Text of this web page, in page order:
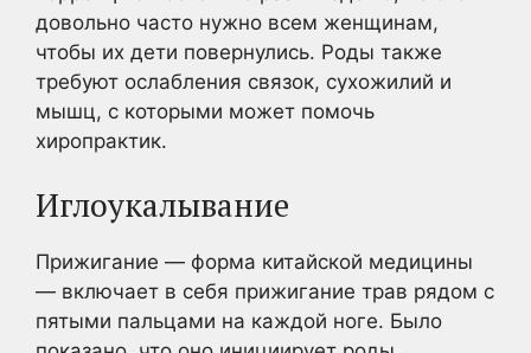
довольно часто нужно всем женщинам,
чтобы их дети повернулись. Роды также
требуют ослабления связок, сухожилий и
мышц, с которыми может помочь
хиропрактик.
Иглоукалывание
Прижигание — форма китайской медицины
— включает в себя прижигание трав рядом с
пятыми пальцами на каждой ноге. Было